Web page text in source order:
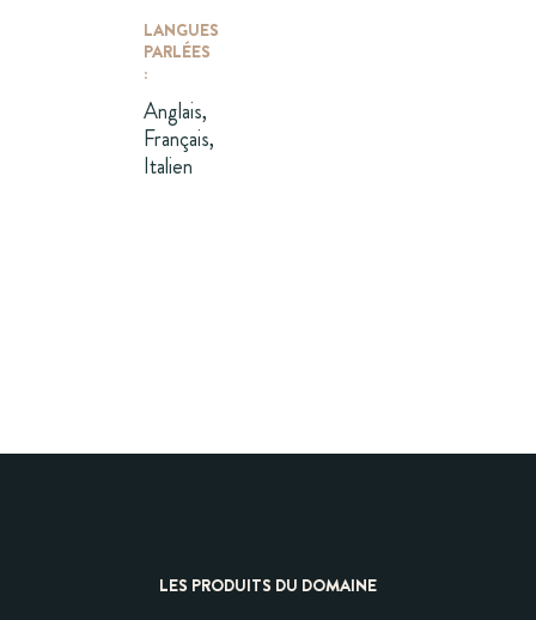
LANGUES
PARLÉES
:
Anglais,
Français,
Italien
LES PRODUITS DU DOMAINE